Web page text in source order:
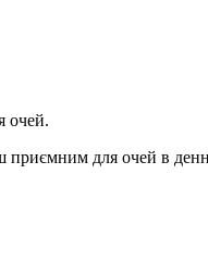
очей.
приємним для очей в